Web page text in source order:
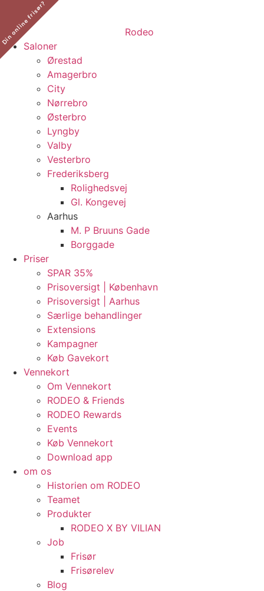
Saloner
Ørestad
Amagerbro
City
Nørrebro
Østerbro
Lyngby
Valby
Vesterbro
Frederiksberg
Rolighedsvej
Gl. Kongevej
Aarhus
M. P Bruuns Gade
Borggade
Priser
SPAR 35%
Prisoversigt | København
Prisoversigt | Aarhus
Særlige behandlinger
Extensions
Kampagner
Køb Gavekort
Vennekort
Om Vennekort
RODEO & Friends
RODEO Rewards
Events
Køb Vennekort
Download app
om os
Historien om RODEO
Teamet
Produkter
RODEO X BY VILIAN
Job
Frisør
Frisørelev
Blog
online frisør?